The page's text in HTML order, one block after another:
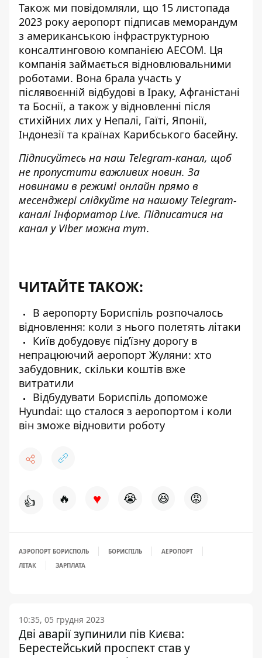
Також ми повідомляли, що 15 листопада
2023 року аеропорт підписав меморандум
з американською інфраструктурною
консалтинговою компанією АЕСОМ. Ця
компанія займається відновлювальними
роботами. Вона брала участь у
післявоєнній відбудові в Іраку, Афганістані
та Боснії, а також у відновленні після
стихійних лих у Непалі, Гаїті, Японії,
Індонезії та країнах Карибського басейну.
Підписуйтесь на наш Telegram-канал, щоб
не пропустити важливих новин. За
новинами в режимі онлайн прямо в
месенджері слідкуйте на нашому Telegram-
каналіІнформатор Live. Підписатися на
канал у Viber можна тут.
ЧИТАЙТЕ ТАКОЖ:
В аеропорту Бориспіль розпочалось
відновлення: коли з нього полетять літаки
Київ добудовує під’їзну дорогу в
непрацюючий аеропорт Жуляни: хто
забудовник, скільки коштів вже
витратили
Відбудувати Бориспіль допоможе
Hyundai: що сталося з аеропортом і коли
він зможе відновити роботу
👍 🔥 ♥ 😭 😆 😡
АЭРОПОРТ БОРИСПОЛЬ БОРИСПІЛЬ
АЕРОПОРТ
ЛІТАК
ЗАРПЛАТА
10:35, 05 грудня 2023
Дві аварії зупинили пів Києва:
Берестейський проспект став у